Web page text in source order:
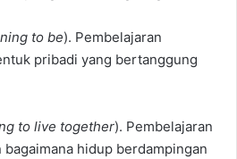
to be). Pembelajaran
pribadi yang bertanggung
to live together). Pembelajaran
hidup berdampingan